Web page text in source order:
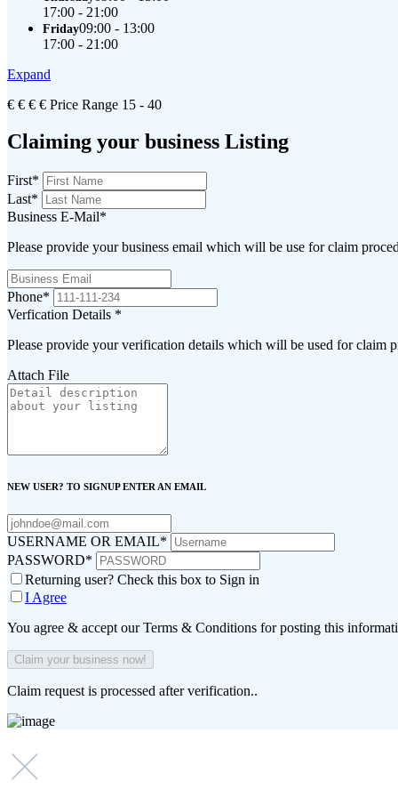
17:00 - 21:00
Friday09:00 - 13:00
17:00 - 21:00
Expand
€ € € € Price Range 15 - 40
Claiming your business Listing
First*
Last*
Business E-Mail*
Please provide your business email which will be use for claim
Phone*
Verfication Details *
Please provide your verification details which will be used for claim
Attach File
NEW USER? TO SIGNUP ENTER AN EMAIL
USERNAME OR EMAIL*
PASSWORD*
Returning user? Check this box to Sign in
I Agree
You agree & accept our Terms & Conditions for posting this
Claim request is processed after verification..